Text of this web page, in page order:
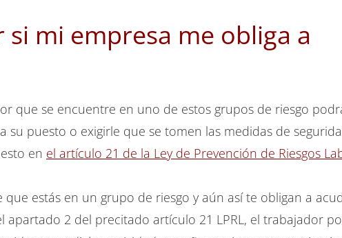
si mi empresa me obliga a
que se encuentre en uno de estos grupos de riesgo
su puesto o exigirle que se tomen las medidas de
en el artículo 21 de la Ley de Prevención de Riesgos
estás en un grupo de riesgo y aún así te obligan a
2 del precitado artículo 21 LPRL, el trabajador